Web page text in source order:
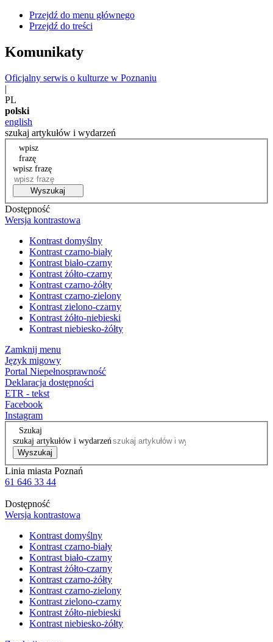
Przejdź do menu głównego
Przejdź do treści
Komunikaty
Oficjalny serwis o kulturze w Poznaniu
|
PL
polski
english
szukaj artykułów i wydarzeń
wpisz
frazę
wpisz frazę
Wyszukaj
Dostępność
Wersja kontrastowa
Kontrast domyślny
Kontrast czarno-biały
Kontrast biało-czarny
Kontrast żółto-czarny
Kontrast czarno-żółty
Kontrast czarno-zielony
Kontrast zielono-czarny
Kontrast żółto-niebieski
Kontrast niebiesko-żółty
Zamknij menu
Język migowy
Portal Niepełnosprawność
Deklaracja dostępności
ETR - tekst
Facebook
Instagram
Szukaj
szukaj artykułów i wydarzeń
Wyszukaj
Linia miasta Poznań
61 646 33 44
Dostępność
Wersja kontrastowa
Kontrast domyślny
Kontrast czarno-biały
Kontrast biało-czarny
Kontrast żółto-czarny
Kontrast czarno-żółty
Kontrast czarno-zielony
Kontrast zielono-czarny
Kontrast żółto-niebieski
Kontrast niebiesko-żółty